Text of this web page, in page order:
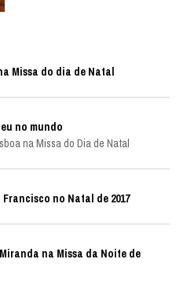
Missa do dia de Natal
no mundo
na Missa do Dia de Natal
no Natal de 2017
na Missa da Noite de